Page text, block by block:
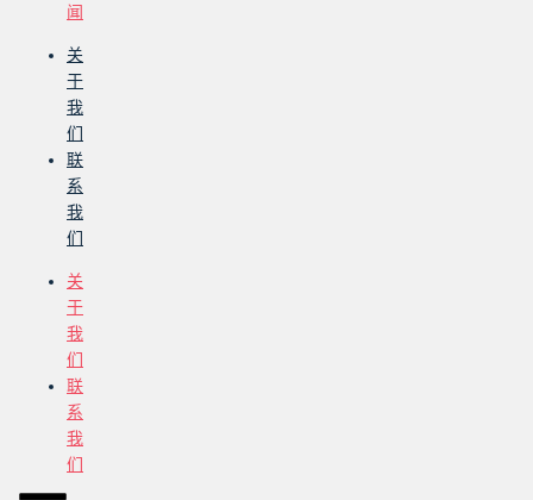
闻
关
于
我
们
联
系
我
们
关
于
我
们
联
系
我
们